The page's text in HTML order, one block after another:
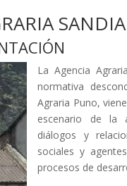
SANDIA
La Agencia
normativa
Agraria Puno,
escenario de la
diálogos y
sociales y
procesos de